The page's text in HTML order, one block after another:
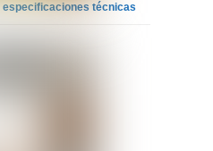
especificaciones técnicas